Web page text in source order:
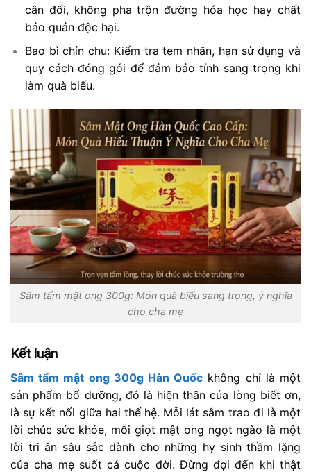
cân đối, không pha trộn đường hóa học hay chất
bảo quản độc hại.
Bao bì chỉn chu: Kiểm tra tem nhãn, hạn sử dụng và
quy cách đóng gói để đảm bảo tính sang trọng khi
làm quà biếu.
Sâm tẩm mật ong 300g: Món quà biếu sang trọng, ý nghĩa
cho cha mẹ
Kết luận
Sâm tẩm mật ong 300g Hàn Quốc không chỉ là một
sản phẩm bổ dưỡng, đó là hiện thân của lòng biết ơn,
là sự kết nối giữa hai thế hệ. Mỗi lát sâm trao đi là một
lời chúc sức khỏe, mỗi giọt mật ong ngọt ngào là một
lời tri ân sâu sắc dành cho những hy sinh thầm lặng
của cha mẹ suốt cả cuộc đời. Đừng đợi đến khi thật